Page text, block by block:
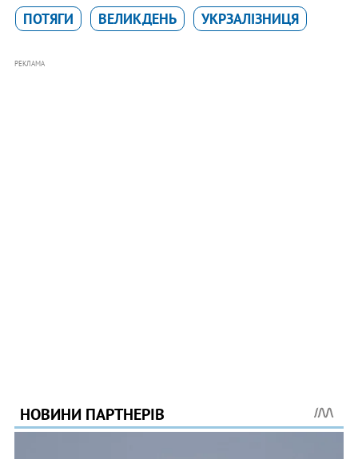
ПОТЯГИ ВЕЛИКДЕНЬ УКРЗАЛІЗНИЦЯ
РЕКЛАМА